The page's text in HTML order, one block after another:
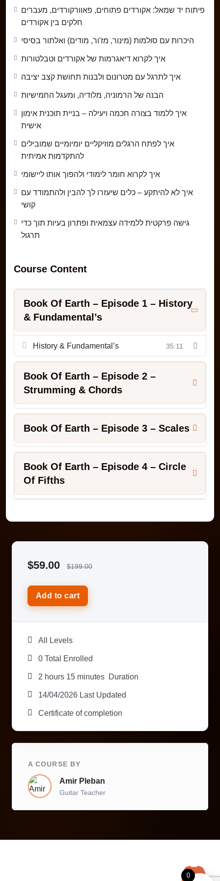
טכניקות לזיהוי סולמות ע”פ תחושת אצבעות, ריפים,
מודים (כמו פריג’יאן דומיננט) ואפילו איך להתחיל
תרגילים מדורגים – אופקיים, אנכיים, בשמיעה, ואפילו
פרק בונוס: מעגל החמישיות – המפתח האמיתי
ולמי שאוהב דמויות: גםמיסטר באנינמצא איתנו
🎶 לא רק תלמד לנגן – תבין למה
הקורס מועבר בגובה העיניים, עם הסברים ברורים, דוגמאות
מהעולם האמיתי, וגישה שתגרום לך להרגיש ש”מישהו סוף
פיתוח יד שמאל: אקורדים פתוחים, פאוורקורדים, מעברים
חלקים בין אקורדים
היכרות עם סולמות (מינור, מז'ור, מודים) ואלתור בסיסי
איך לקרוא דיאגרמות של אקורדים וטבלטורות
איך לתרגל עם מטרונום ולבנות תחושת קצב יציבה
הבנה של הרמוניה, מלודיה, ומעגל החמישיות
איך ללמוד בצורה חכמה ויעילה – בניית תוכנית אימון
אישית
איך לפתח הרגלים מוזיקליים יומיומיים שמובילים
להתקדמות אמיתית
איך לקרוא חומר לימודי ולהפוך אותו ליישומי
איך לא להיתקע – כלים שיעזרו לך להבין ולהתמודד עם
קושי
גישה פרקטית ללמידה עצמאית ופתרון בעיות תוך כדי
תרגול
Course Content
Book Of Earth – Episode 1 – History
& Fundamental’s
History & Fundamental’s 35:11
Book Of Earth – Episode 2 –
Strumming & Chords
Book Of Earth – Episode 3 – Scales
Book Of Earth – Episode 4 – Circle
Of Fifths
$59.00 $199.00
Add to cart
All Levels
0 Total Enrolled
2 hours 15 minutes Duration
14/04/2026 Last Updated
Certificate of completion
A COURSE BY
Amir Pleban
Guitar Teacher
0